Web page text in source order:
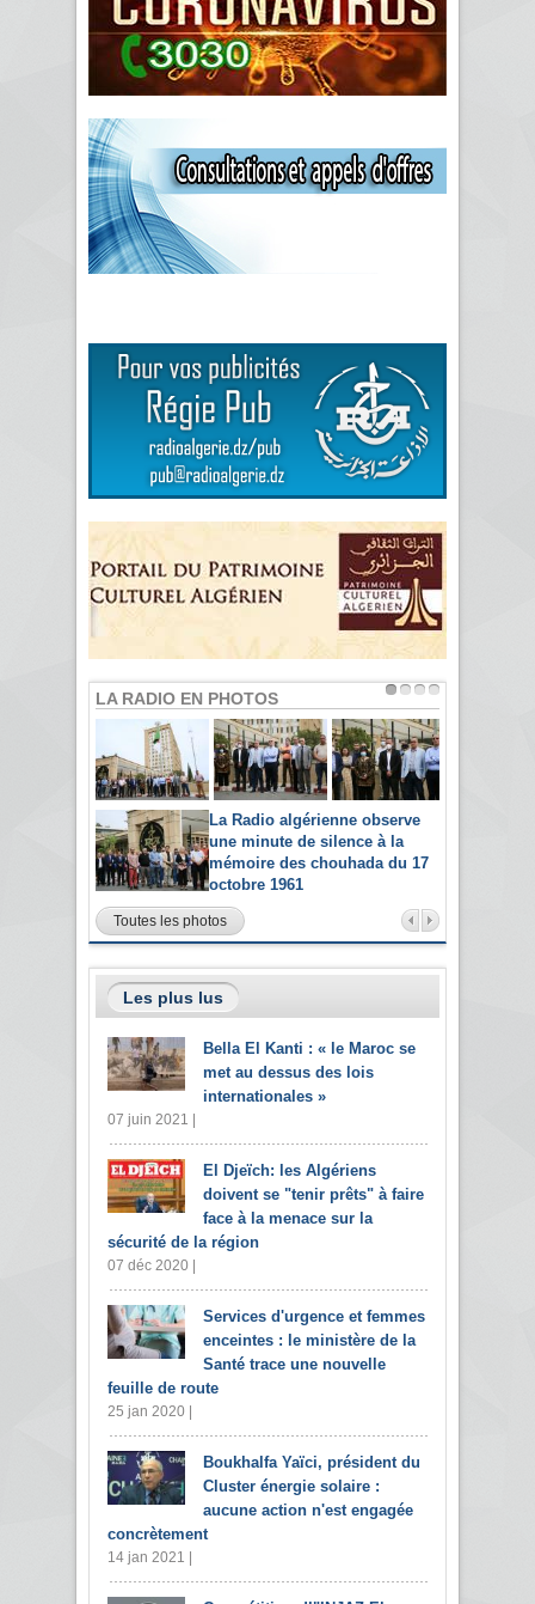
LA RADIO EN PHOTOS
La Radio algérienne observe
une minute de silence à la
mémoire des chouhada du 17
octobre 1961
Toutes les photos
Les plus lus
Bella El Kanti : « le Maroc se
met au dessus des lois
internationales »
07 juin 2021 |
El Djeïch: les Algériens
doivent se "tenir prêts" à faire
face à la menace sur la
sécurité de la région
07 déc 2020 |
Services d'urgence et femmes
enceintes : le ministère de la
Santé trace une nouvelle
feuille de route
25 jan 2020 |
Boukhalfa Yaïci, président du
Cluster énergie solaire :
aucune action n'est engagée
concrètement
14 jan 2021 |